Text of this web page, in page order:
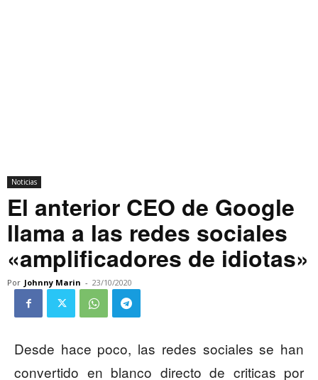
Noticias
El anterior CEO de Google
llama a las redes sociales
«amplificadores de idiotas»
Por Johnny Marin - 23/10/2020
Desde hace poco, las redes sociales se han
convertido en blanco directo de criticas por